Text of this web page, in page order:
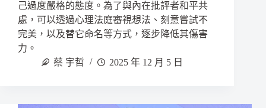
己過度嚴格的態度。為了與內在批評者和平共
處，可以透過心理法庭審視想法、刻意嘗試不
完美，以及替它命名等方式，逐步降低其傷害
力。
蔡 宇哲
2025 年 12 月 5 日